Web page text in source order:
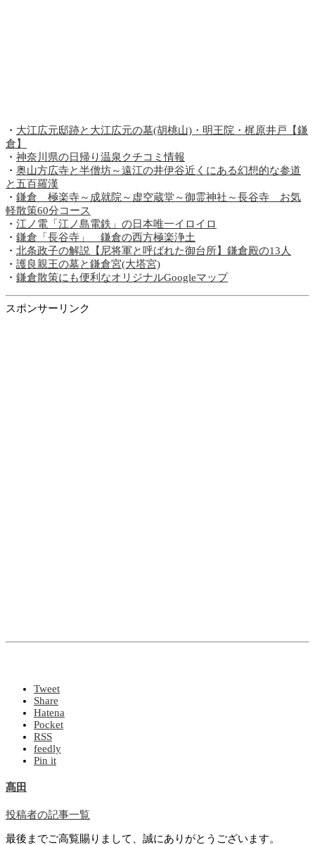
・ 大江広元邸跡と大江広元の墓(胡桃山)・明王院・梶原井戸【鎌
倉】
・ 神奈川県の日帰り温泉クチコミ情報
・ 奥山方広寺と半僧坊～遠江の井伊谷近くにある幻想的な参道
と五百羅漢
・ 鎌倉 極楽寺～成就院～虚空蔵堂～御霊神社～長谷寺 お気
軽散策60分コース
・ 江ノ電「江ノ島電鉄」の日本唯一イロイロ
・ 鎌倉「長谷寺」 鎌倉の西方極楽浄土
・ 北条政子の解説【尼将軍と呼ばれた御台所】鎌倉殿の13人
・ 護良親王の墓と鎌倉宮(大塔宮)
・ 鎌倉散策にも便利なオリジナルGoogleマップ
スポンサーリンク
Tweet
Share
Hatena
Pocket
RSS
feedly
Pin it
髙田
投稿者の記事一覧
最後までご高覧賜りまして、誠にありがとうございます。